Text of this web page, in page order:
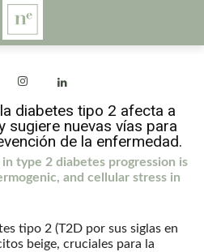
diabetes tipo 2 afecta a
sugiere nuevas vías para
de la enfermedad.
type 2 diabetes progression is
and cellular stress in
tipo 2 (T2D por sus siglas en
beige, cruciales para la